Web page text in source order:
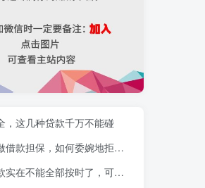
，这几种贷款千万不能碰
款担保，如何委婉地拒绝？
全部按时了，可以不还那些不征信的贷款吗